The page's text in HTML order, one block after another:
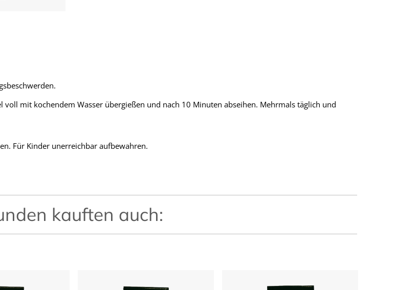
voll mit kochendem Wasser übergießen und nach 10 Minuten abseihen. Mehrmals täglich und
Für Kinder unerreichbar aufbewahren.
kauften auch: